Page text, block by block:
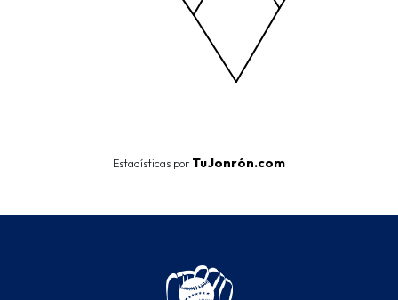
Estadísticas por TuJonrón.com